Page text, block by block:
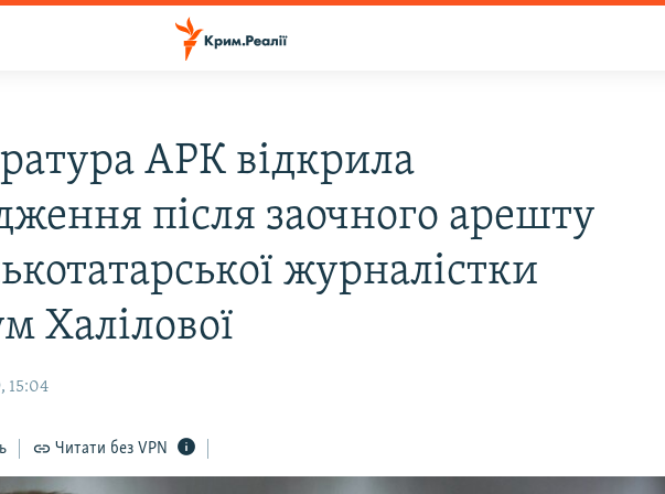
АРК відкрила
після заочного арешту
журналістки
Халілової
15:04
Читати без VPN